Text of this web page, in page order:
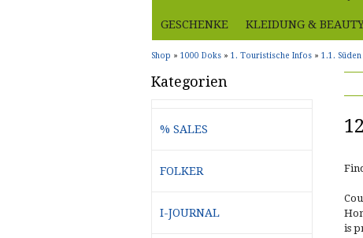
GESCHENKE KLEIDUNG &
Shop » 1000 Doks » 1. Touristische Infos » 1.1.
is
Kategorien
% SALES
FOLKER
I-JOURNAL